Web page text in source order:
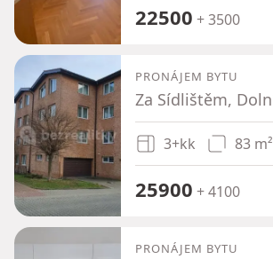
22500 + 3500
PRONÁJEM BYTU
3+kk 83 m²
25900 + 4100
PRONÁJEM BYTU